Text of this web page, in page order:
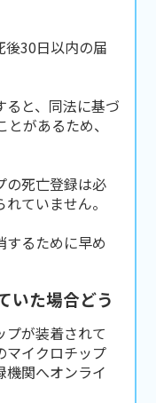
後30日以内の届
と、同法に基づ
があるため、
の死亡登録は必
ていません。
するために早め
いた場合どう
プが装着されて
マイクロチップ
機関へオンライ